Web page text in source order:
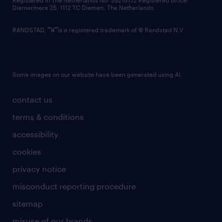
contact us
terms & conditions
accessibility
cookies
privacy notice
misconduct reporting procedure
sitemap
Diemermere 25, 1112 TC Diemen, The Netherlands.
RANDSTAD, is a registered trademark of © Randstad N.V.
Some images on our website have been generated using AI.